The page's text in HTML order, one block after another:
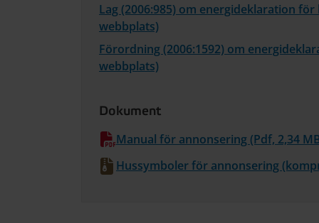
Lag (2006:985) om energideklaration
webbplats)
Förordning (2006:1592) om
webbplats)
Dokument
Manual för annonsering (Pdf, 2,34
Hussymboler för annonsering